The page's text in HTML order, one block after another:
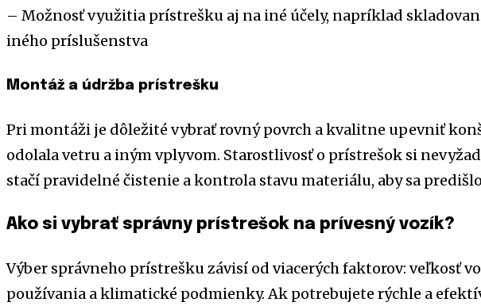
– Možnosť využitia prístrešku aj na iné účely, napríklad
iného príslušenstva
Montáž a údržba prístrešku
Pri montáži je dôležité vybrať rovný povrch a kvalitne upevniť
odolala vetru a iným vplyvom. Starostlivosť o prístrešok si
stačí pravidelné čistenie a kontrola stavu materiálu, aby sa
Ako si vybrať správny prístrešok na prívesný vozík?
Výber správneho prístrešku závisí od viacerých faktorov: veľkosť
používania a klimatické podmienky. Ak potrebujete rýchle a